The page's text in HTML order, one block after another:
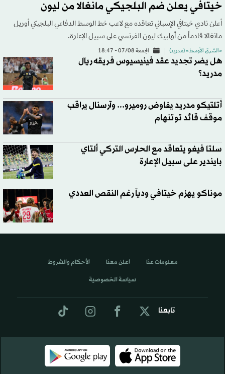
خيتافي يعلن ضم البلجيكي مانغالا من ليون
أعلن نادي خيتافي الإسباني تعاقده مع لاعب خط الوسط الدفاعي البلجيكي أوريل
مانغالا قادماً من أولمبيك ليون الفرنسي على سبيل الإعارة.
«الشرق الأوسط» (مدريد) الجمعة 07/08 - 18:47
هل يضر تجديد عقد فينيسيوس فريقه ريال
مدريد؟
أتلتيكو مدريد يفاوض روميرو... وآرسنال يراقب
موقف قائد توتنهام
سلتا فيغو يتعاقد مع الحارس التركي ألتاي
بايندير على سبيل الإعارة
موناكو يهزم خيتافي ودياً رغم النقص العددي
تابعنا
معلومات عنا اعلن معنا الأحكام والشروط
سياسة الخصوصية